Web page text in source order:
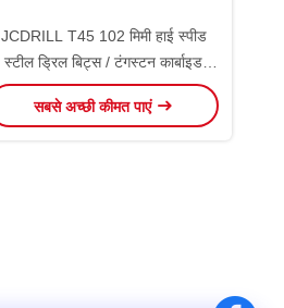
JCDRILL T45 102 मिमी हाई स्पीड
स्टील ड्रिल बिट्स / टंगस्टन कार्बाइड
डिलिंग बिट्स रिट्रीट बटन बिट
सबसे अच्छी कीमत पाएं